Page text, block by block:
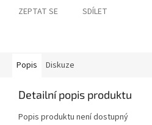
ZEPTAT SE SDÍLET
Popis Diskuze
Detailní popis produktu
Popis produktu není dostupný